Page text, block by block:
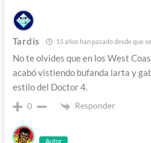
Tardis 15 años han pasado desde que
No te olvides que en los West
acabó vistiendo bufanda larta y
estilo del Doctor 4.
0 Responder
Autor